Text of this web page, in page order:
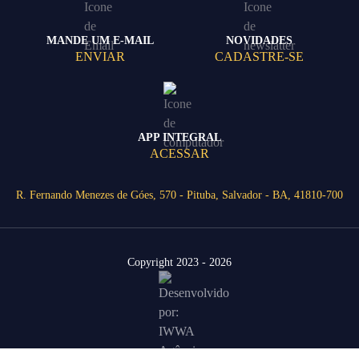
MANDE UM E-MAIL
ENVIAR
NOVIDADES
CADASTRE-SE
APP INTEGRAL
ACESSAR
R. Fernando Menezes de Góes, 570 - Pituba, Salvador - BA, 41810-700
Copyright 2023 - 2026